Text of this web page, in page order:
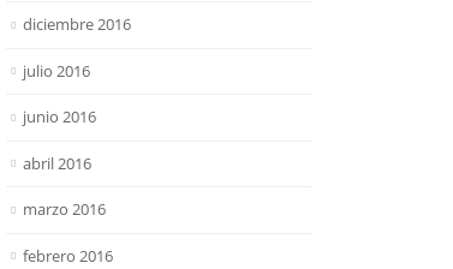
diciembre 2016
julio 2016
junio 2016
abril 2016
marzo 2016
febrero 2016